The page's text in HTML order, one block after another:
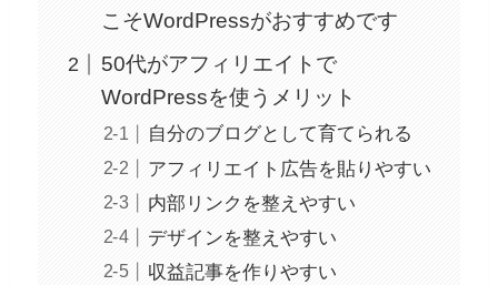
こそWordPressがおすすめです
50代がアフィリエイトで
WordPressを使うメリット
自分のブログとして育てられる
アフィリエイト広告を貼りやすい
内部リンクを整えやすい
デザインを整えやすい
収益記事を作りやすい